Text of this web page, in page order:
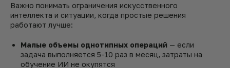
Важно понимать ограничения искусственного
интеллекта и ситуации, когда простые решения
работают лучше:
Малые объемы однотипных операций — если
задача выполняется 5-10 раз в месяц, затраты на
обучение ИИ не окупятся